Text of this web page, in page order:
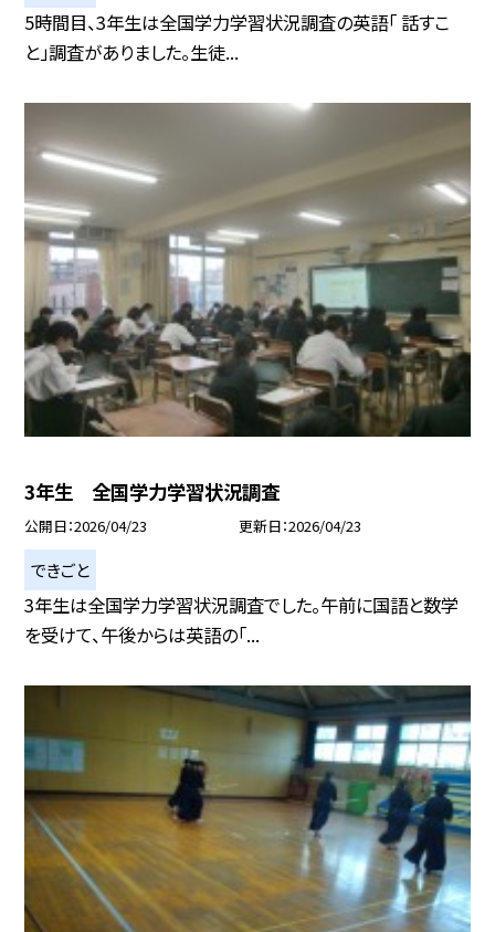
5時間目、3年生は全国学力学習状況調査の英語「 話すこ
と」調査がありました。生徒...
3年生 全国学力学習状況調査
公開日 2026/04/23 更新日 2026/04/23
できごと
3年生は全国学力学習状況調査でした。午前に国語と数学
を受けて、午後からは英語の「...